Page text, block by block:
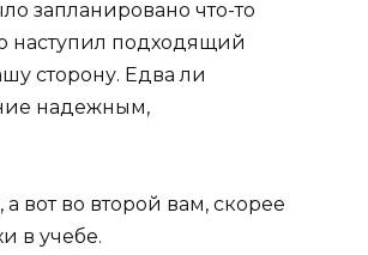
запланировано что-то
наступил подходящий
сторону. Едва ли
надежным,
вот во второй вам, скорее
в учебе.